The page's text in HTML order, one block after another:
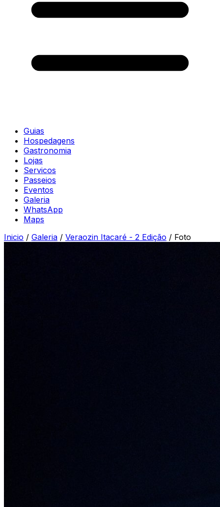
Guias
Hospedagens
Gastronomia
Lojas
Servicos
Passeios
Eventos
Galeria
WhatsApp
Maps
Inicio / Galeria / Veraozin Itacaré - 2 Edição / Foto